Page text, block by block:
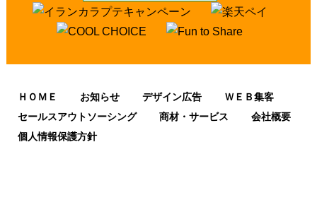
ＨＯＭＥ お知らせ デザイン広告
ＷＥＢ集客
セールスアウトソーシング
商材・サービス
会社概要
個人情報保護方針